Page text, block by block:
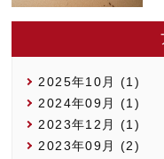
2025年10月 (1)
2024年09月 (1)
2023年12月 (1)
2023年09月 (2)